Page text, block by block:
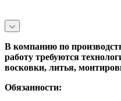
В компанию по
работу требуются
восковки, литья,
Обязанности: